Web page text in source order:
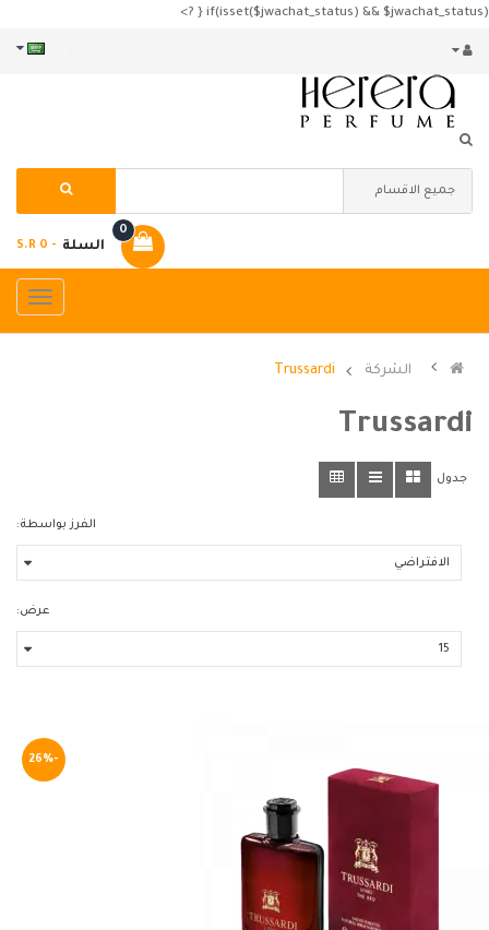
if(isset($jwachat_status) && $jwachat_status) { ?>
السلة
0
- S.R 0
الشركة Trussardi
Trussardi
جدول
الفرز بواسطة:
عرض:
-26%